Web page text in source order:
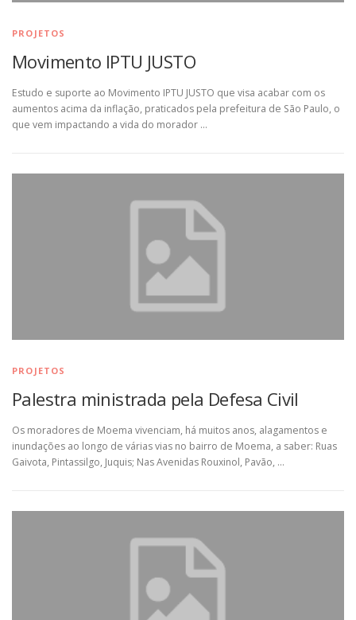
PROJETOS
Movimento IPTU JUSTO
Estudo e suporte ao Movimento IPTU JUSTO que visa acabar com os
aumentos acima da inflação, praticados pela prefeitura de São Paulo, o
que vem impactando a vida do morador …
PROJETOS
Palestra ministrada pela Defesa Civil
Os moradores de Moema vivenciam, há muitos anos, alagamentos e
inundações ao longo de várias vias no bairro de Moema, a saber: Ruas
Gaivota, Pintassilgo, Juquis; Nas Avenidas Rouxinol, Pavão, …